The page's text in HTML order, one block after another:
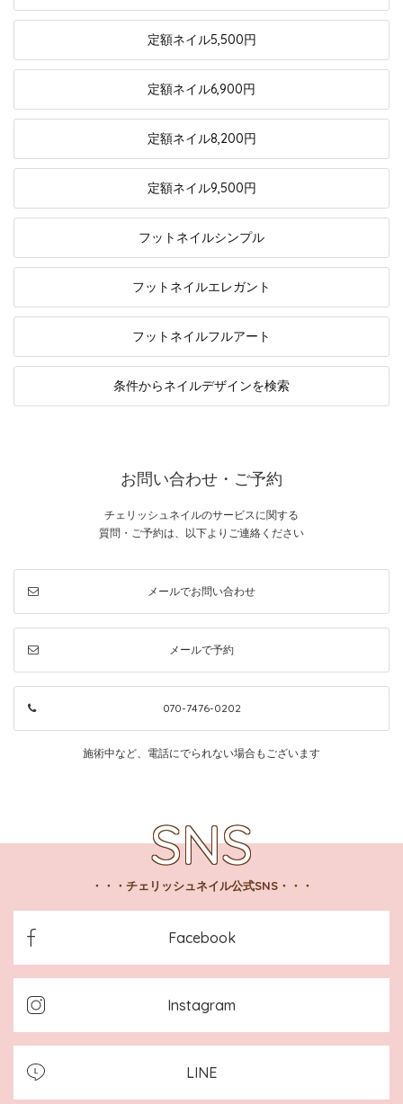
定額ネイル5,500円
定額ネイル6,900円
定額ネイル8,200円
定額ネイル9,500円
フットネイルシンプル
フットネイルエレガント
フットネイルフルアート
条件からネイルデザインを検索
お問い合わせ・ご予約
チェリッシュネイルのサービスに関する
質問・ご予約は、以下よりご連絡ください
メールでお問い合わせ
メールで予約
070-7476-0202
施術中など、電話にでられない場合もございます
チェリッシュネイル公式SNS
Facebook
Instagram
LINE